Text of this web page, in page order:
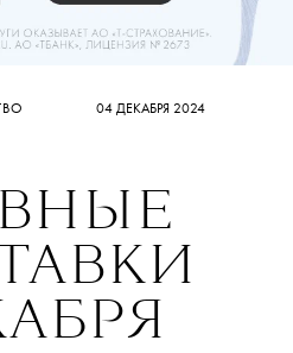
04 ДЕКАБРЯ 2024